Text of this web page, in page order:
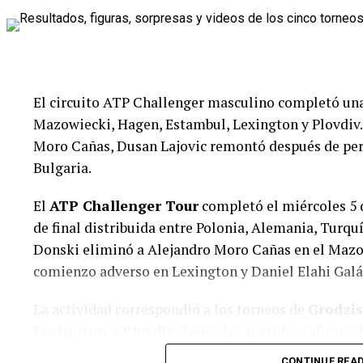
Sin embargo, Mikulskyte recuperó rápidamente
solamente un juego y completó su clasificación
próxima rival será Gabriela Knutson.
Carol Young Suh Lee superó a Aliona Falei
El circuito ATP Challenger masculino completó
Mazowiecki, Hagen, Estambul, Lexington y
Moro Cañas, Dusan Lajovic remontó después de
Bulgaria.
El ATP Challenger Tourcompletó el miércoles 5
de final distribuida entre Polonia, Alemania,
Donski eliminó a Alejandro Moro Cañas en el
comienzo adverso en Lexington y Daniel Elahi